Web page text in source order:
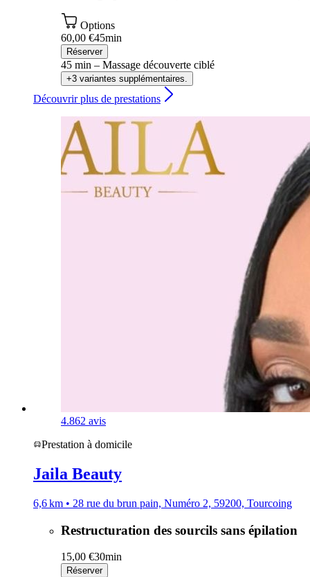
Options
60,00 €45min
Réserver
45 min – Massage découverte ciblé
+3 variantes supplémentaires.
Découvrir plus de prestations
4.862 avis
Prestation à domicile
Jaila Beauty
6,6 km • 28 rue du brun pain, Numéro 2, 59200, Tourcoing
Restructuration des sourcils sans épilation
15,00 €30min
Réserver